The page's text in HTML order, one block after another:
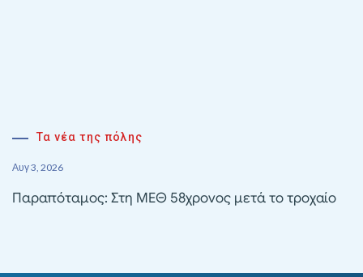
Τα νέα της πόλης
Αυγ 3, 2026
Παραπόταμος: Στη ΜΕΘ 58χρονος μετά το τροχαίο